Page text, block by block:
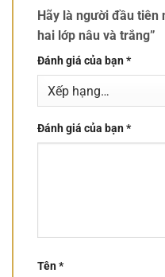
Hãy là người đầu tiên
hai lớp nâu và trắng”
Đánh giá của bạn*
Đánh giá của bạn*
Tên*